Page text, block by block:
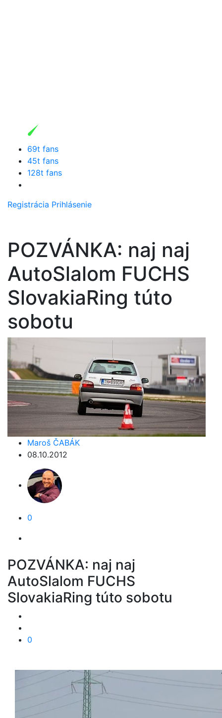
69t fans
45t fans
128t fans
Registrácia Prihlásenie
POZVÁNKA: naj naj
AutoSlalom FUCHS
SlovakiaRing túto
sobotu
Maroš ČABÁK
08.10.2012
0
POZVÁNKA: naj naj
AutoSlalom FUCHS
SlovakiaRing túto sobotu
0